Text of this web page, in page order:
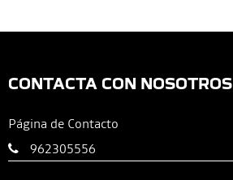
CONTACTA CON NOSOTROS
Página de Contacto
962305556